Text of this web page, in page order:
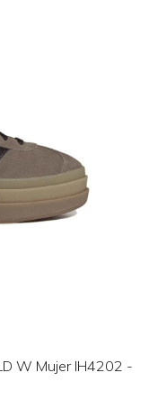
W Mujer IH4202 -